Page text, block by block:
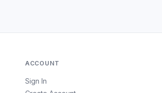
ACCOUNT
Sign In